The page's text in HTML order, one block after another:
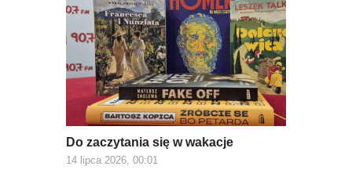
Do zaczytania się w wakacje
14 lipca 2026, 00:01